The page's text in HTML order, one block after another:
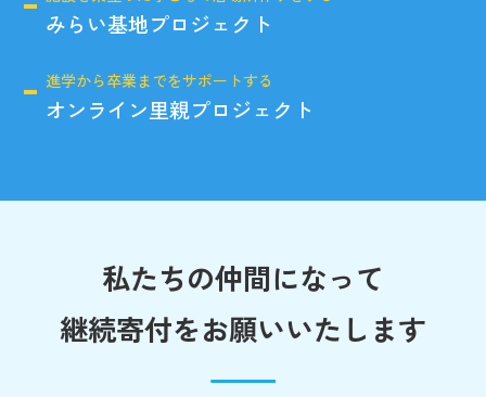
みらい基地プロジェクト
進学から卒業までをサポートする
オンライン里親プロジェクト
私たちの仲間になって
継続寄付をお願いいたします